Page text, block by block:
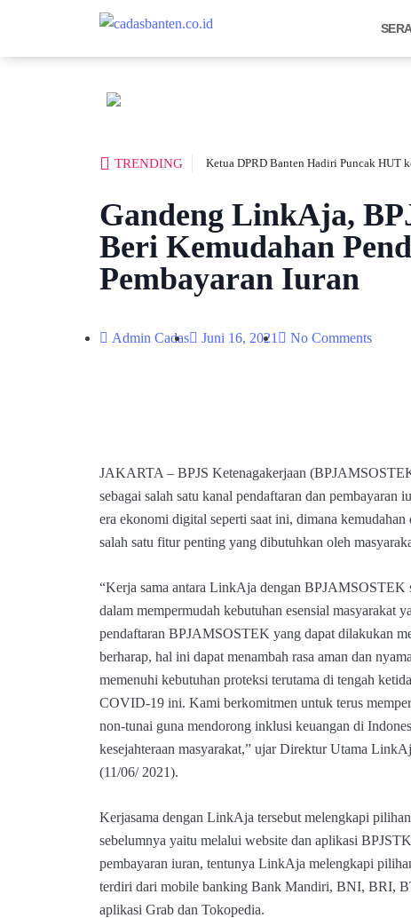
TRENDING Ketua DPRD Banten Hadiri Puncak HUT
Gandeng LinkAja,
Beri Kemudahan
Pembayaran Iuran
Admin Cadas Juni 16, 2021 No Comments
JAKARTA – BPJS Ketenagakerjaan
sebagai salah satu kanal pendaftaran dan pembayaran
era ekonomi digital seperti saat ini, dimana kemudahan
salah satu fitur penting yang dibutuhkan oleh
“Kerja sama antara LinkAja dengan BPJAMSOSTEK
dalam mempermudah kebutuhan esensial masyarakat
pendaftaran BPJAMSOSTEK yang dapat dilakukan
berharap, hal ini dapat menambah rasa aman dan
memenuhi kebutuhan proteksi terutama di tengah
COVID-19 ini. Kami berkomitmen untuk terus
non-tunai guna mendorong inklusi keuangan di
kesejahteraan masyarakat,” ujar Direktur Utama
(11/06/ 2021).
Kerjasama dengan LinkAja tersebut melengkapi
sebelumnya yaitu melalui website dan aplikasi
pembayaran iuran, tentunya LinkAja melengkapi
terdiri dari mobile banking Bank Mandiri, BNI, BRI,
aplikasi Grab dan Tokopedia.